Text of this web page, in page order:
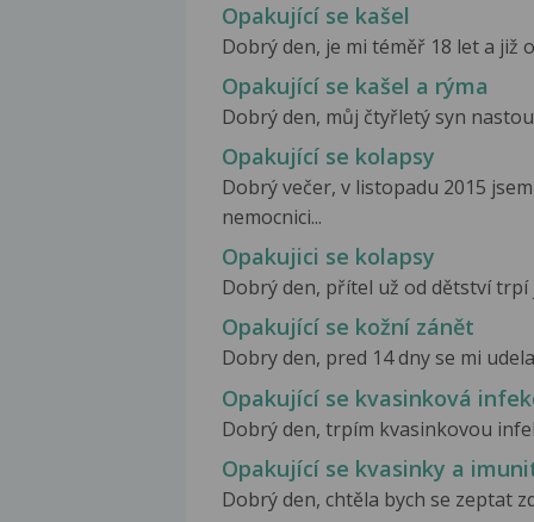
Opakující se kašel
Dobrý den, je mi téměř 18 let a již
Opakující se kašel a rýma
Dobrý den, můj čtyřletý syn
Opakující se kolapsy
Dobrý večer, v listopadu 2015
nemocnici...
Opakujici se kolapsy
Dobrý den, přítel už od dětství trpí
Opakující se kožní zánět
Dobry den, pred 14 dny se mi
Opakující se kvasinková
Dobrý den, trpím kvasinkovou
Opakující se kvasinky a
Dobrý den, chtěla bych se zeptat